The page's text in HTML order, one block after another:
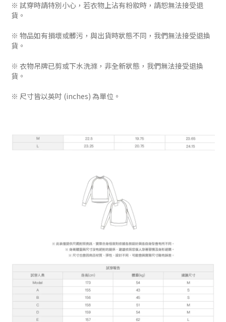
※ 試穿時請特別小心，若衣物上沾有粉妝時，請恕無法接受退
貨。
※ 物品如有損壞或髒污，與出貨時狀態不同，我們無法接受退換
貨。
※ 衣物吊牌已剪或下水洗滌，非全新狀態，我們無法接受退換
貨。
※ 尺寸皆以英吋 (inches) 為單位。